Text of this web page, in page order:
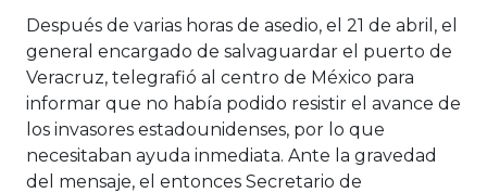
Después de varias horas de asedio, el 21 de abril, el
general encargado de salvaguardar el puerto de
Veracruz, telegrafió al centro de México para
informar que no había podido resistir el avance de
los invasores estadounidenses, por lo que
necesitaban ayuda inmediata. Ante la gravedad
del mensaje, el entonces Secretario de